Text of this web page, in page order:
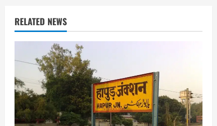
RELATED NEWS